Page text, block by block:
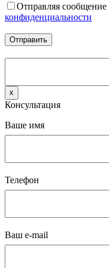
Отправляя сообщение
конфиденциальности
x
Консультация
Ваше имя
Телефон
Ваш e-mail